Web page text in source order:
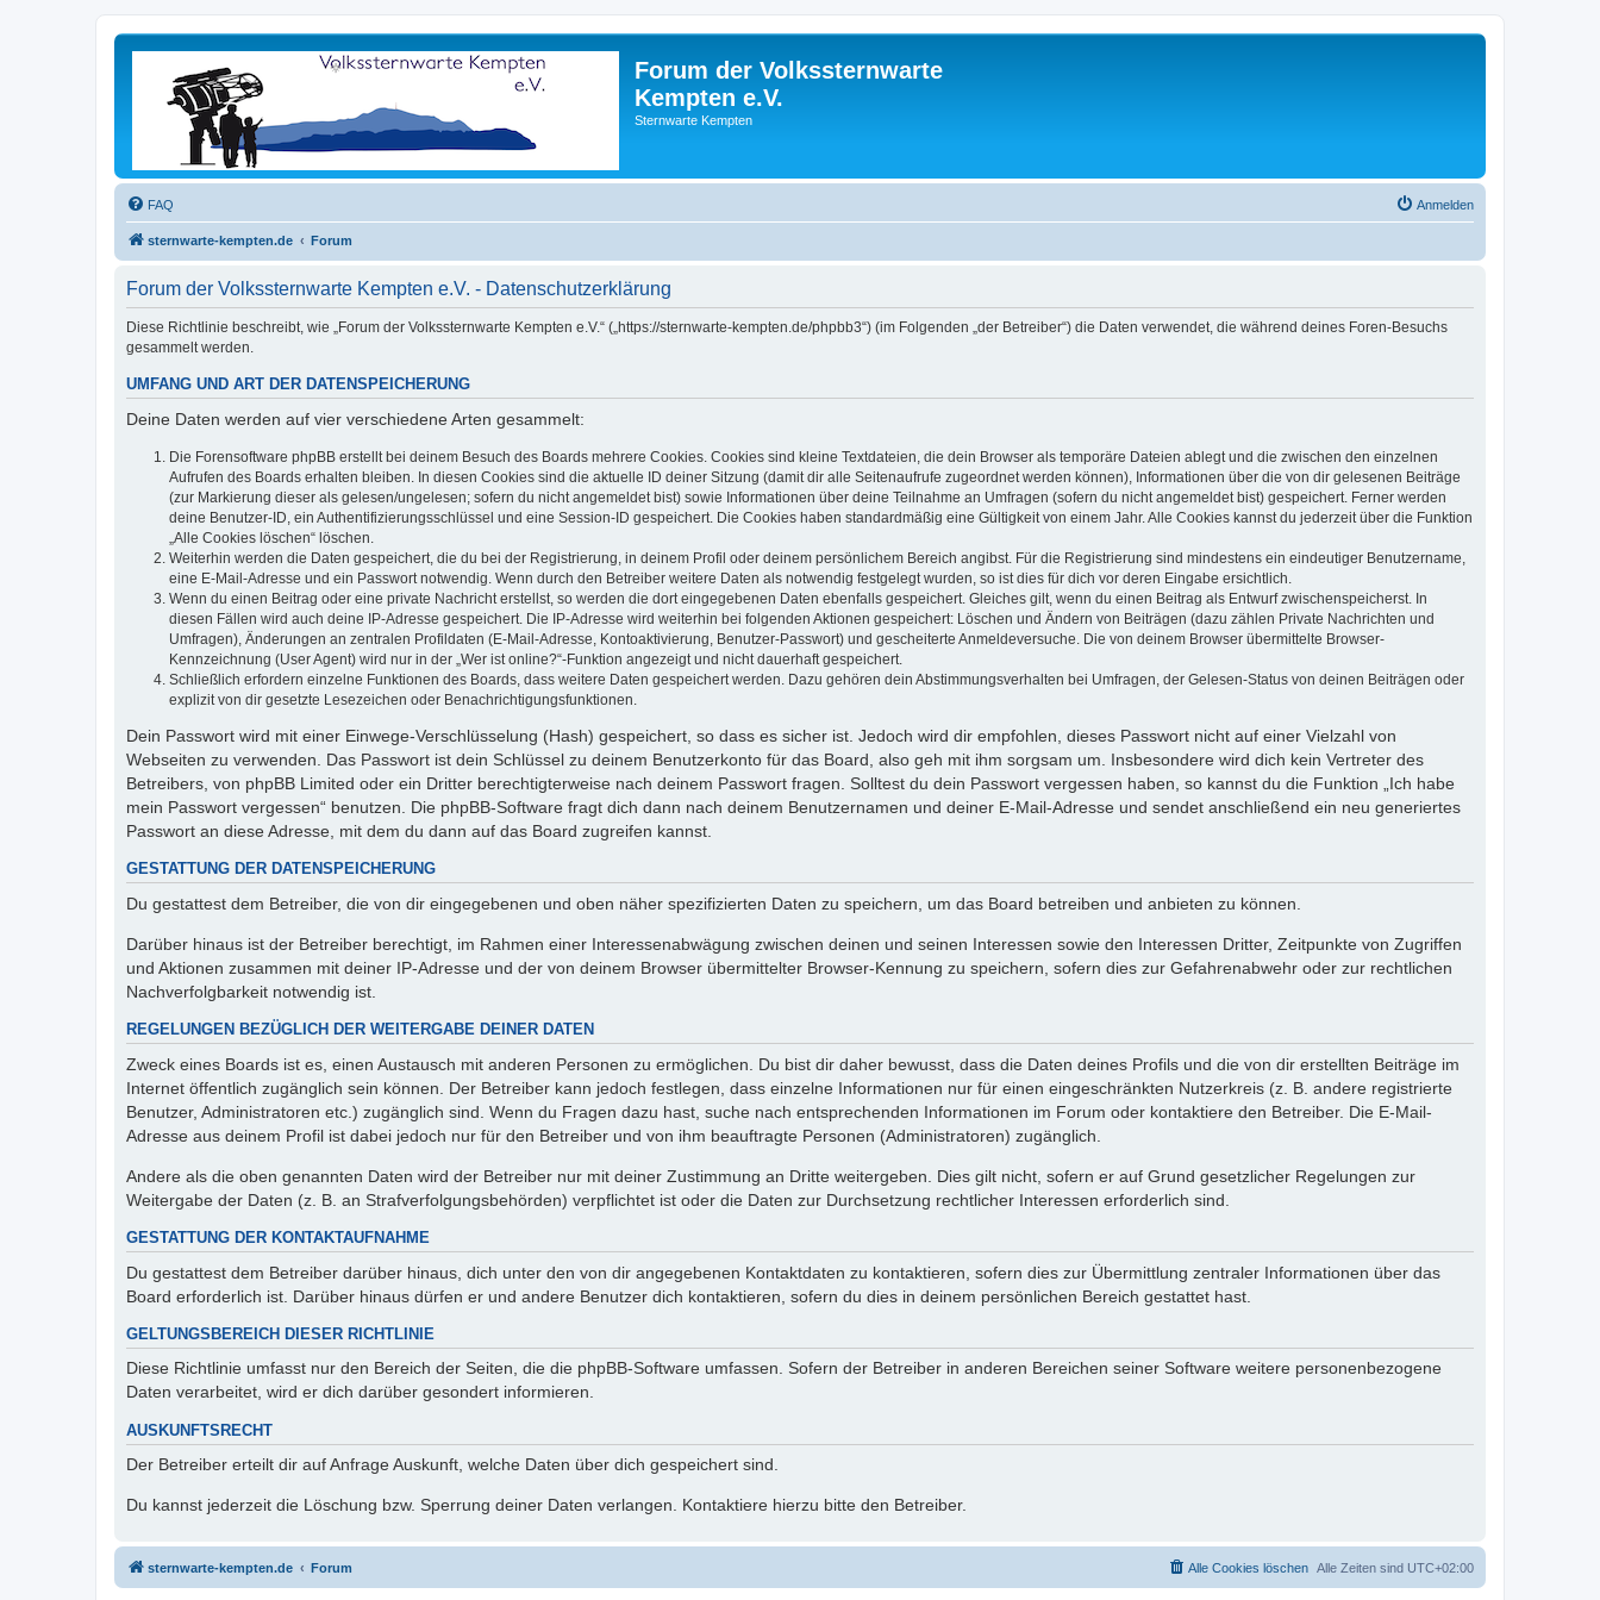
Forum der Volkssternwarte
Kempten e.V.
Sternwarte Kempten
FAQ Anmelden
sternwarte-kempten.de Forum
Forum der Volkssternwarte Kempten e.V. - Datenschutzerklärung
Diese Richtlinie beschreibt, wie „Forum der Volkssternwarte Kempten e.V.“ („https://sternwarte-kempten.de/phpbb3“) (im Folgenden „der Betreiber“) die Daten verwendet, die während deines Foren-Besuchs
gesammelt werden.
UMFANG UND ART DER DATENSPEICHERUNG
Deine Daten werden auf vier verschiedene Arten gesammelt:
Die Forensoftware phpBB erstellt bei deinem Besuch des Boards mehrere Cookies. Cookies sind kleine Textdateien, die dein Browser als temporäre Dateien ablegt und die zwischen den einzelnen
Aufrufen des Boards erhalten bleiben. In diesen Cookies sind die aktuelle ID deiner Sitzung (damit dir alle Seitenaufrufe zugeordnet werden können), Informationen über die von dir gelesenen Beiträge
(zur Markierung dieser als gelesen/ungelesen; sofern du nicht angemeldet bist) sowie Informationen über deine Teilnahme an Umfragen (sofern du nicht angemeldet bist) gespeichert. Ferner werden
deine Benutzer-ID, ein Authentifizierungsschlüssel und eine Session-ID gespeichert. Die Cookies haben standardmäßig eine Gültigkeit von einem Jahr. Alle Cookies kannst du jederzeit über die Funktion
„Alle Cookies löschen“ löschen.
Weiterhin werden die Daten gespeichert, die du bei der Registrierung, in deinem Profil oder deinem persönlichem Bereich angibst. Für die Registrierung sind mindestens ein eindeutiger Benutzername,
eine E-Mail-Adresse und ein Passwort notwendig. Wenn durch den Betreiber weitere Daten als notwendig festgelegt wurden, so ist dies für dich vor deren Eingabe ersichtlich.
Wenn du einen Beitrag oder eine private Nachricht erstellst, so werden die dort eingegebenen Daten ebenfalls gespeichert. Gleiches gilt, wenn du einen Beitrag als Entwurf zwischenspeicherst. In
diesen Fällen wird auch deine IP-Adresse gespeichert. Die IP-Adresse wird weiterhin bei folgenden Aktionen gespeichert: Löschen und Ändern von Beiträgen (dazu zählen Private Nachrichten und
Umfragen), Änderungen an zentralen Profildaten (E-Mail-Adresse, Kontoaktivierung, Benutzer-Passwort) und gescheiterte Anmeldeversuche. Die von deinem Browser übermittelte Browser-
Kennzeichnung (User Agent) wird nur in der „Wer ist online?“-Funktion angezeigt und nicht dauerhaft gespeichert.
Schließlich erfordern einzelne Funktionen des Boards, dass weitere Daten gespeichert werden. Dazu gehören dein Abstimmungsverhalten bei Umfragen, der Gelesen-Status von deinen Beiträgen oder
explizit von dir gesetzte Lesezeichen oder Benachrichtigungsfunktionen.
Dein Passwort wird mit einer Einwege-Verschlüsselung (Hash) gespeichert, so dass es sicher ist. Jedoch wird dir empfohlen, dieses Passwort nicht auf einer Vielzahl von
Webseiten zu verwenden. Das Passwort ist dein Schlüssel zu deinem Benutzerkonto für das Board, also geh mit ihm sorgsam um. Insbesondere wird dich kein Vertreter des
Betreibers, von phpBB Limited oder ein Dritter berechtigterweise nach deinem Passwort fragen. Solltest du dein Passwort vergessen haben, so kannst du die Funktion „Ich habe
mein Passwort vergessen“ benutzen. Die phpBB-Software fragt dich dann nach deinem Benutzernamen und deiner E-Mail-Adresse und sendet anschließend ein neu generiertes
Passwort an diese Adresse, mit dem du dann auf das Board zugreifen kannst.
GESTATTUNG DER DATENSPEICHERUNG
Du gestattest dem Betreiber, die von dir eingegebenen und oben näher spezifizierten Daten zu speichern, um das Board betreiben und anbieten zu können.
Darüber hinaus ist der Betreiber berechtigt, im Rahmen einer Interessenabwägung zwischen deinen und seinen Interessen sowie den Interessen Dritter, Zeitpunkte von Zugriffen
und Aktionen zusammen mit deiner IP-Adresse und der von deinem Browser übermittelter Browser-Kennung zu speichern, sofern dies zur Gefahrenabwehr oder zur rechtlichen
Nachverfolgbarkeit notwendig ist.
REGELUNGEN BEZÜGLICH DER WEITERGABE DEINER DATEN
Zweck eines Boards ist es, einen Austausch mit anderen Personen zu ermöglichen. Du bist dir daher bewusst, dass die Daten deines Profils und die von dir erstellten Beiträge im
Internet öffentlich zugänglich sein können. Der Betreiber kann jedoch festlegen, dass einzelne Informationen nur für einen eingeschränkten Nutzerkreis (z. B. andere registrierte
Benutzer, Administratoren etc.) zugänglich sind. Wenn du Fragen dazu hast, suche nach entsprechenden Informationen im Forum oder kontaktiere den Betreiber. Die E-Mail-
Adresse aus deinem Profil ist dabei jedoch nur für den Betreiber und von ihm beauftragte Personen (Administratoren) zugänglich.
Andere als die oben genannten Daten wird der Betreiber nur mit deiner Zustimmung an Dritte weitergeben. Dies gilt nicht, sofern er auf Grund gesetzlicher Regelungen zur
Weitergabe der Daten (z. B. an Strafverfolgungsbehörden) verpflichtet ist oder die Daten zur Durchsetzung rechtlicher Interessen erforderlich sind.
GESTATTUNG DER KONTAKTAUFNAHME
Du gestattest dem Betreiber darüber hinaus, dich unter den von dir angegebenen Kontaktdaten zu kontaktieren, sofern dies zur Übermittlung zentraler Informationen über das
Board erforderlich ist. Darüber hinaus dürfen er und andere Benutzer dich kontaktieren, sofern du dies in deinem persönlichen Bereich gestattet hast.
GELTUNGSBEREICH DIESER RICHTLINIE
Diese Richtlinie umfasst nur den Bereich der Seiten, die die phpBB-Software umfassen. Sofern der Betreiber in anderen Bereichen seiner Software weitere personenbezogene
Daten verarbeitet, wird er dich darüber gesondert informieren.
AUSKUNFTSRECHT
Der Betreiber erteilt dir auf Anfrage Auskunft, welche Daten über dich gespeichert sind.
Du kannst jederzeit die Löschung bzw. Sperrung deiner Daten verlangen. Kontaktiere hierzu bitte den Betreiber.
sternwarte-kempten.de Forum Alle Zeiten sind UTC+02:00
Alle Cookies löschen